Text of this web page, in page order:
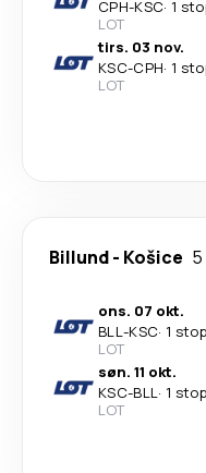
CPH-KSC· 1
LOT
tirs. 03 nov.
KSC-CPH· 1
LOT
Billund- Košice
ons. 07 okt.
BLL-KSC· 1 stop
LOT
søn. 11 okt.
KSC-BLL· 1 stop
LOT